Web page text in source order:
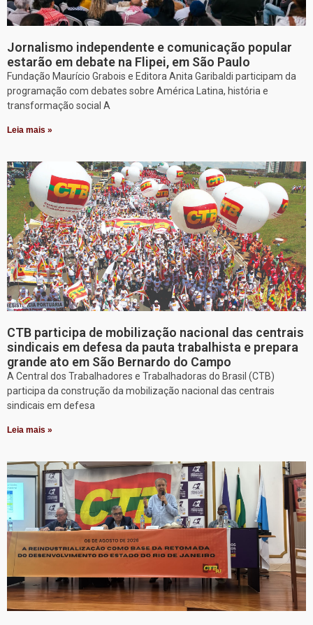
Jornalismo independente e comunicação popular
estarão em debate na Flipei, em São Paulo
Fundação Maurício Grabois e Editora Anita Garibaldi participam da
programação com debates sobre América Latina, história e
transformação social A
Leia mais »
CTB participa de mobilização nacional das centrais
sindicais em defesa da pauta trabalhista e prepara
grande ato em São Bernardo do Campo
A Central dos Trabalhadores e Trabalhadoras do Brasil (CTB)
participa da construção da mobilização nacional das centrais
sindicais em defesa
Leia mais »